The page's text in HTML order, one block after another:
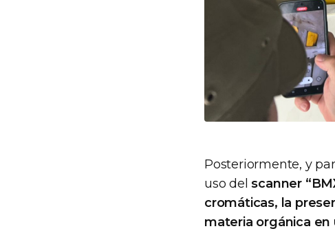
Posteriormente, y
uso delscanner
cromáticas, la
materia orgánica